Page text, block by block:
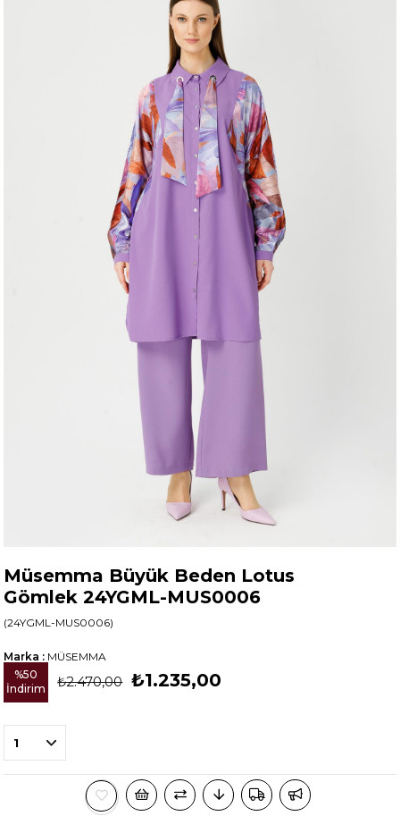
Müsemma Büyük Beden Lotus
Gömlek 24YGML-MUS0006
(24YGML-MUS0006)
Marka : MÜSEMMA
%50
İndirim
₺2.470,00 ₺1.235,00